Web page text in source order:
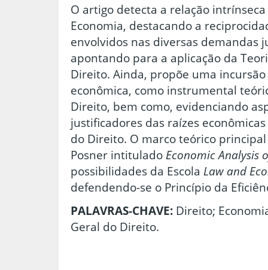
O artigo detecta a relação
Economia, destacando a
envolvidos nas diversas demandas
apontando para a aplicação da
Direito. Ainda, propõe uma
econômica, como instrumental
Direito, bem como, evidenciando
justificadores das raízes
do Direito. O marco teórico
Posner intitulado Economic Analysis
possibilidades da Escola Law and
defendendo-se o Princípio da
PALAVRAS-CHAVE: Direito;
Geral do Direito.